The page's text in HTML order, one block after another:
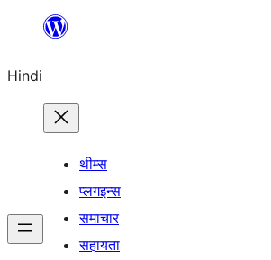
सामग्री
जाएं
Hindi
थीम्स
प्लगइन्स
समाचार
सहायता